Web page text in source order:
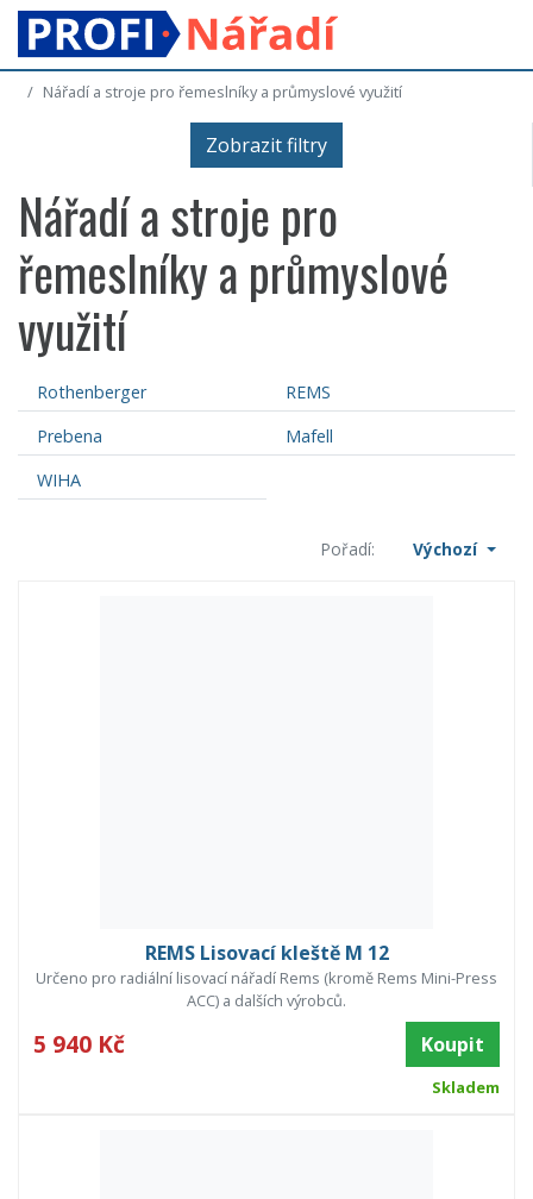
Nářadí a stroje pro řemeslníky a průmyslové využití
Zobrazit filtry
Nářadí a stroje pro
řemeslníky a průmyslové
využití
Rothenberger
REMS
Prebena
Mafell
WIHA
Pořadí: Výchozí
REMS Lisovací kleště M 12
Určeno pro radiální lisovací nářadí Rems (kromě Rems Mini-Press
ACC) a dalších výrobců.
5 940 Kč Koupit
Skladem